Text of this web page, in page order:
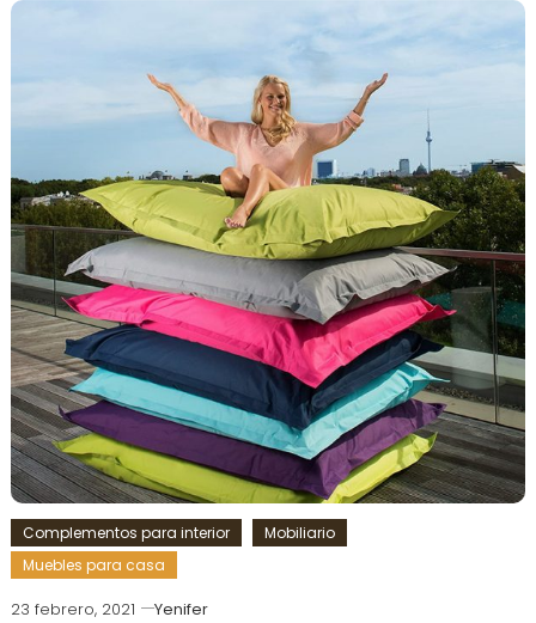
Complementos para interior
Mobiliario
Muebles para casa
23 febrero, 2021
Yenifer